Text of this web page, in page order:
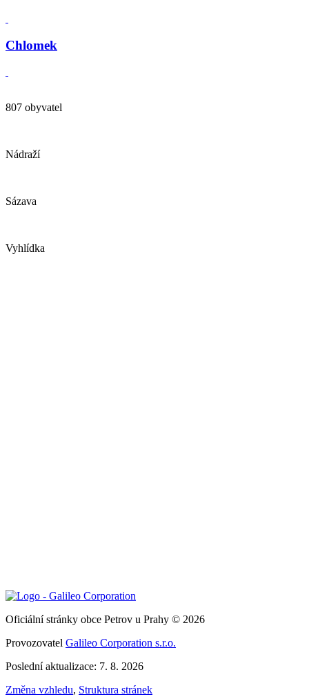
Chlomek
807 obyvatel
Nádraží
Sázava
Vyhlídka
Oficiální stránky obce Petrov u Prahy © 2026
Provozovatel Galileo Corporation s.r.o.
Poslední aktualizace: 7. 8. 2026
Změna vzhledu, Struktura stránek